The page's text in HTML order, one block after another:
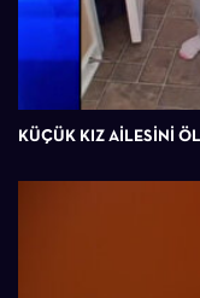
KÜÇÜK KIZ AİLESİNİ